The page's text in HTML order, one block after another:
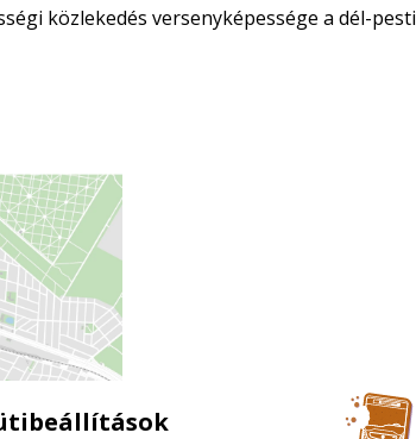
közlekedés versenyképessége a dél-pesti